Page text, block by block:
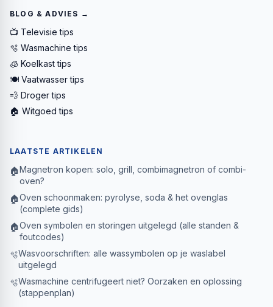
BLOG & ADVIES →
📺 Televisie tips
🫧 Wasmachine tips
🧊 Koelkast tips
🍽️ Vaatwasser tips
💨 Droger tips
🏠 Witgoed tips
LAATSTE ARTIKELEN
🏠Magnetron kopen: solo, grill, combimagnetron of combi-
oven?
🏠Oven schoonmaken: pyrolyse, soda & het ovenglas
(complete gids)
🏠Oven symbolen en storingen uitgelegd (alle standen &
foutcodes)
🫧Wasvoorschriften: alle wassymbolen op je waslabel
uitgelegd
🫧Wasmachine centrifugeert niet? Oorzaken en oplossing
(stappenplan)